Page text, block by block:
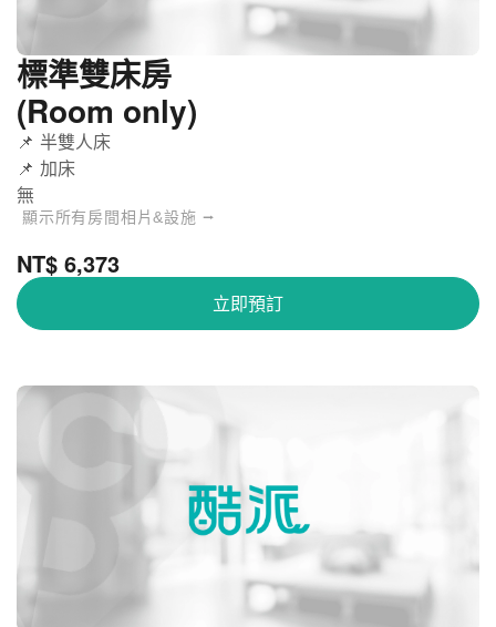
標準雙床房
(Room only)
📌 半雙人床
📌 加床
無
顯示所有房間相片&設施 ⭢
NT$ 6,373
立即預訂